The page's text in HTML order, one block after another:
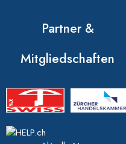
Partner &
Mitgliedschaften